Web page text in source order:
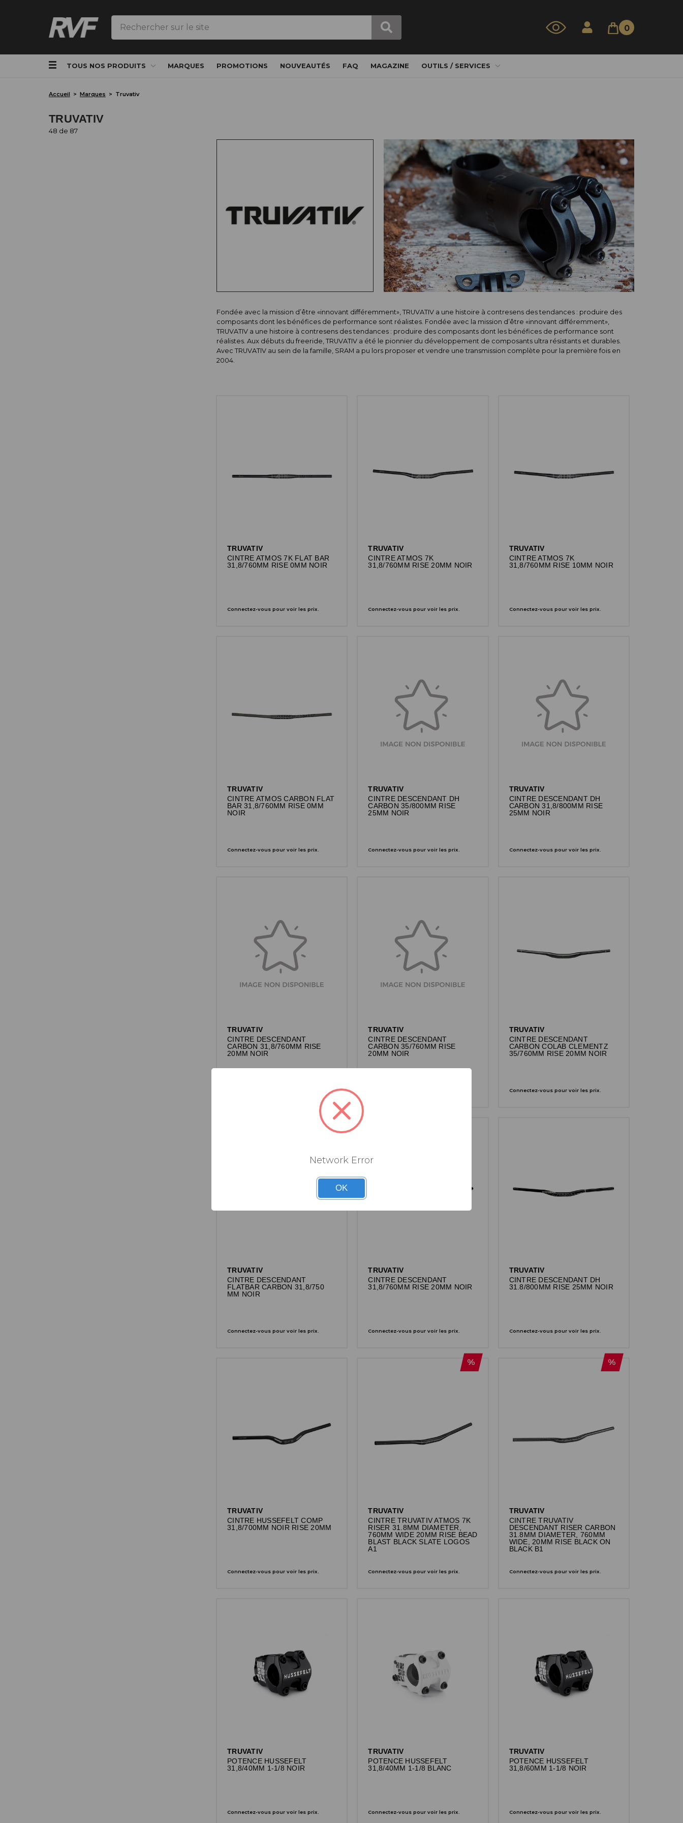
0
TOUS NOS PRODUITS MARQUES PROMOTIONS NOUVEAUTÉS FAQ MAGAZINE OUTILS / SERVICES
Accueil Marques Truvativ
TRUVATIV
48 de 87
Fondée avec la mission d’être «innovant différemment», TRUVATIV a une histoire à contresens des tendances : produire des
composants dont les bénéfices de performance sont réalistes. Fondée avec la mission d’être «innovant différemment»,
TRUVATIV a une histoire à contresens des tendances : produire des composants dont les bénéfices de performance sont
réalistes. Aux débuts du freeride, TRUVATIV a été le pionnier du développement de composants ultra résistants et durables.
Avec TRUVATIV au sein de la famille, SRAM a pu lors proposer et vendre une transmission complète pour la première fois en
2004.
TRUVATIV
CINTRE ATMOS 7K FLAT BAR
31,8/760MM RISE 0MM NOIR
Connectez-vous pour voir les prix.
TRUVATIV
CINTRE ATMOS 7K
31,8/760MM RISE 20MM NOIR
Connectez-vous pour voir les prix.
TRUVATIV
CINTRE ATMOS 7K
31,8/760MM RISE 10MM NOIR
Connectez-vous pour voir les prix.
TRUVATIV
CINTRE ATMOS CARBON FLAT
BAR 31,8/760MM RISE 0MM
NOIR
Connectez-vous pour voir les prix.
TRUVATIV
CINTRE DESCENDANT DH
CARBON 35/800MM RISE
25MM NOIR
Connectez-vous pour voir les prix.
TRUVATIV
CINTRE DESCENDANT DH
CARBON 31,8/800MM RISE
25MM NOIR
Connectez-vous pour voir les prix.
TRUVATIV
CINTRE DESCENDANT
CARBON 31,8/760MM RISE
20MM NOIR
TRUVATIV
CINTRE DESCENDANT
CARBON 35/760MM RISE
20MM NOIR
TRUVATIV
CINTRE DESCENDANT
CARBON COLAB CLEMENTZ
35/760MM RISE 20MM NOIR
Connectez-vous pour voir les prix.
TRUVATIV
CINTRE DESCENDANT
FLATBAR CARBON 31,8/750
MM NOIR
Connectez-vous pour voir les prix.
TRUVATIV
CINTRE DESCENDANT
31,8/760MM RISE 20MM NOIR
Connectez-vous pour voir les prix.
TRUVATIV
CINTRE DESCENDANT DH
31.8/800MM RISE 25MM NOIR
Connectez-vous pour voir les prix.
TRUVATIV
CINTRE HUSSEFELT COMP
31,8/700MM NOIR RISE 20MM
Connectez-vous pour voir les prix.
TRUVATIV
CINTRE TRUVATIV ATMOS 7K
RISER 31.8MM DIAMETER,
760MM WIDE 20MM RISE BEAD
BLAST BLACK SLATE LOGOS
A1
Connectez-vous pour voir les prix.
TRUVATIV
CINTRE TRUVATIV
DESCENDANT RISER CARBON
31.8MM DIAMETER, 760MM
WIDE, 20MM RISE BLACK ON
BLACK B1
Connectez-vous pour voir les prix.
TRUVATIV
POTENCE HUSSEFELT
31,8/40MM 1-1/8 NOIR
Connectez-vous pour voir les prix.
TRUVATIV
POTENCE HUSSEFELT
31,8/40MM 1-1/8 BLANC
Connectez-vous pour voir les prix.
TRUVATIV
POTENCE HUSSEFELT
31,8/60MM 1-1/8 NOIR
Connectez-vous pour voir les prix.
Network Error
OK